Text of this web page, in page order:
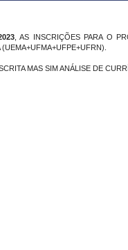
, AS INSCRIÇÕES PARA O
MAS SIM ANÁLISE DE